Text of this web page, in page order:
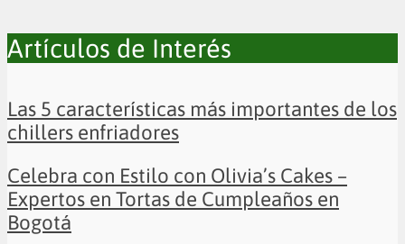
Artículos de Interés
Las 5 características más importantes de los
chillers enfriadores
Celebra con Estilo con Olivia’s Cakes –
Expertos en Tortas de Cumpleaños en
Bogotá